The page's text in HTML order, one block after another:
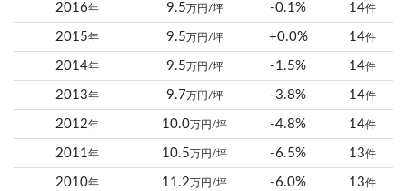
2016年 9.5 万円/坪 -0.1% 14件
2015年 9.5 万円/坪 +0.0% 14件
2014年 9.5 万円/坪 -1.5% 14件
2013年 9.7 万円/坪 -3.8% 14件
2012年 10.0 万円/坪 -4.8% 14件
2011年 10.5 万円/坪 -6.5% 13件
2010年 11.2 万円/坪 -6.0% 13件